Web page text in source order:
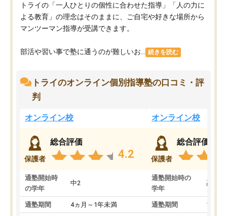
トライの「一人ひとりの個性に合わせた指導」「人の力に
よる教育」の理念はそのままに、ご自宅や好きな場所から
マンツーマン指導が受講できます。
部活や習い事で塾に通うのが難しいお... 続きを読む
トライのオンライン個別指導塾の口コミ・評
判
オンライン校
保護者
総合評価
4.2
通塾開始時
の学年
中2
通塾期間 4ヵ月～1年未満
オンライン校
保護者
総合評価
通塾開始時の
学年
高3
通塾期間 1～3